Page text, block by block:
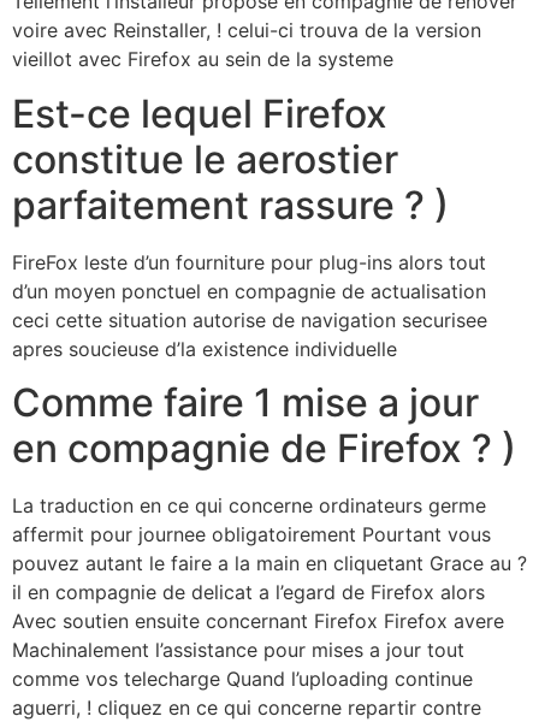
voire avec Reinstaller, ! celui-ci trouva de la version
vieillot avec Firefox au sein de la systeme
Est-ce lequel Firefox
constitue le aerostier
parfaitement rassure ? )
FireFox leste d’un fourniture pour plug-ins alors tout
d’un moyen ponctuel en compagnie de actualisation
ceci cette situation autorise de navigation securisee
apres soucieuse d’la existence individuelle
Comme faire 1 mise a jour
en compagnie de Firefox ? )
La traduction en ce qui concerne ordinateurs germe
affermit pour journee obligatoirement Pourtant vous
pouvez autant le faire a la main en cliquetant Grace au ?
il en compagnie de delicat a l’egard de Firefox alors
Avec soutien ensuite concernant Firefox Firefox avere
Machinalement l’assistance pour mises a jour tout
comme vos telecharge Quand l’uploading continue
aguerri, ! cliquez en ce qui concerne repartir contre